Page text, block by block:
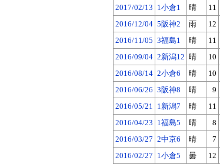
2017/02/13 1小倉1 晴 11
2016/12/04 5阪神2 雨 12
2016/11/05 3福島1 晴 11
2016/09/04 2新潟12 晴 10
2016/08/14 2小倉6 晴 10
2016/06/26 3阪神8 晴 9
2016/05/21 1新潟7 晴 11
2016/04/23 1福島5 晴 8
2016/03/27 2中京6 晴 7
2016/02/27 1小倉5 曇 12